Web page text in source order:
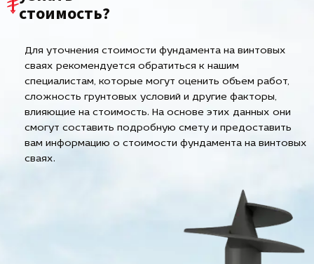
стоимость?
Для уточнения стоимости фундамента на винтовых
сваях рекомендуется обратиться к нашим
специалистам, которые могут оценить объем работ,
сложность грунтовых условий и другие факторы,
влияющие на стоимость. На основе этих данных они
смогут составить подробную смету и предоставить
вам информацию о стоимости фундамента на винтовых
сваях.